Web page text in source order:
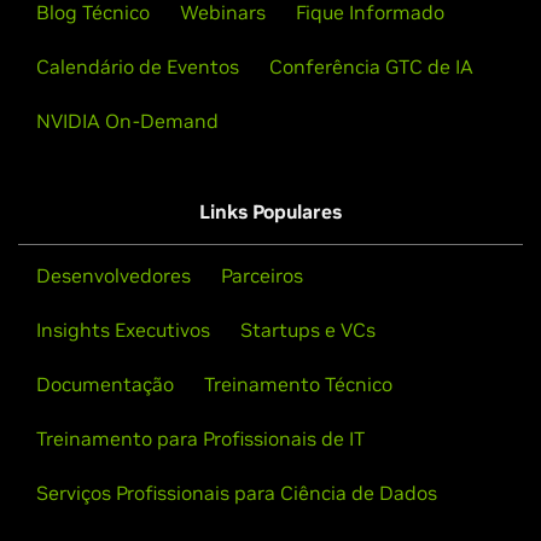
Saiba Mais Conecte-se
Segmento:Biofarmácia, Genômica, Dispositivos
Blog Técnico Webinars Fique Informado
Calendário de Eventos Conferência GTC de IA
NVIDIA On-Demand
Links Populares
Desenvolvedores Parceiros
Insights Executivos Startups e VCs
Documentação Treinamento Técnico
Treinamento para Profissionais de IT
Serviços Profissionais para Ciência de Dados